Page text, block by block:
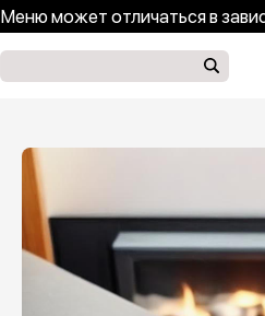
Меню может отличаться в